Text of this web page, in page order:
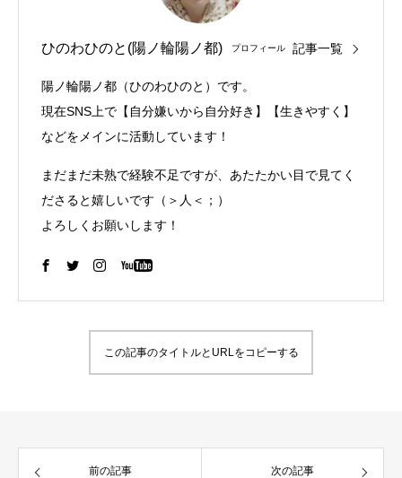
ひのわひのと(陽ノ輪陽ノ都) プロフィール 記事一覧
陽ノ輪陽ノ都（ひのわひのと）です。
現在SNS上で【自分嫌いから自分好き】【生きやすく】
などをメインに活動しています！
まだまだ未熟で経験不足ですが、あたたかい目で見てく
ださると嬉しいです（＞人＜；）
よろしくお願いします！
この記事のタイトルとURLをコピーする
前の記事 次の記事